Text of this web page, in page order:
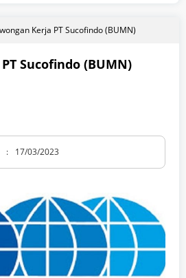
Kerja PT Sucofindo (BUMN)
Sucofindo (BUMN)
: 17/03/2023